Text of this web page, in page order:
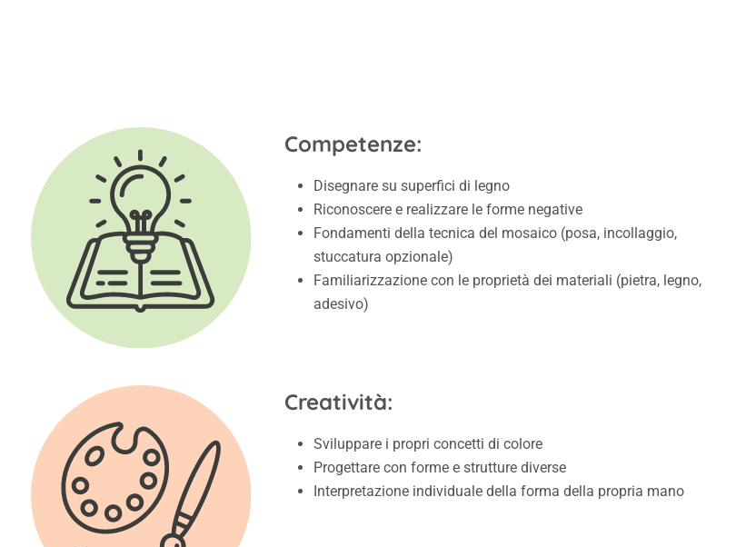
Competenze:
Disegnare su superfici di legno
Riconoscere e realizzare le forme negative
Fondamenti della tecnica del mosaico (posa, incollaggio,
stuccatura opzionale)
Familiarizzazione con le proprietà dei materiali (pietra, legno,
adesivo)
Creatività:
Sviluppare i propri concetti di colore
Progettare con forme e strutture diverse
Interpretazione individuale della forma della propria mano